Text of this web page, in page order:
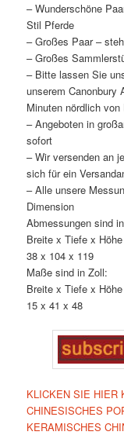
– Wunderschöne
Stil Pferde
– Großes Paar –
– Großes
– Bitte lassen Sie
unserem Canonbury
Minuten nördlich
– Angeboten in
sofort
– Wir versenden an
sich für ein
– Alle unsere
Dimension
Abmessungen sind
Breite x Tiefe x Höhe
38 x 104 x 119
Maße sind in Zoll:
Breite x Tiefe x Höhe
15 x 41 x 48
KLICKEN SIE HIER
CHINESISCHES
KERAMISCHES